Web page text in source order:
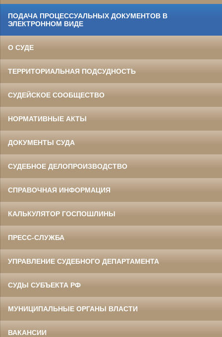
ПОДАЧА ПРОЦЕССУАЛЬНЫХ ДОКУМЕНТОВ В
ЭЛЕКТРОННОМ ВИДЕ
О СУДЕ
ТЕРРИТОРИАЛЬНАЯ ПОДСУДНОСТЬ
СУДЕЙСКОЕ СООБЩЕСТВО
НОРМАТИВНЫЕ АКТЫ
ДОКУМЕНТЫ СУДА
СУДЕБНОЕ ДЕЛОПРОИЗВОДСТВО
СПРАВОЧНАЯ ИНФОРМАЦИЯ
КАЛЬКУЛЯТОР ГОСПОШЛИНЫ
ПРЕСС-СЛУЖБА
УПРАВЛЕНИЕ СУДЕБНОГО ДЕПАРТАМЕНТА
СУДЫ СУБЪЕКТА РФ
МУНИЦИПАЛЬНЫЕ ОРГАНЫ ВЛАСТИ
ВАКАНСИИ